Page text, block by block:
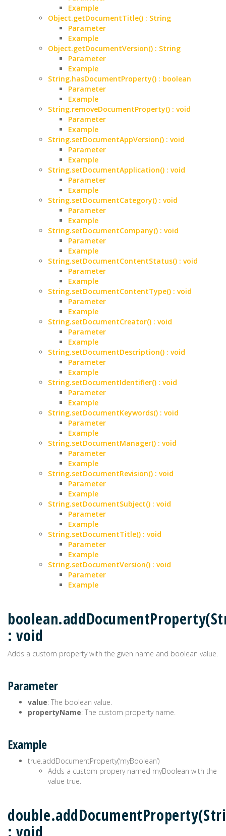
Example
Object.getDocumentTitle() : String
Parameter
Example
Object.getDocumentVersion() : String
Parameter
Example
String.hasDocumentProperty() : boolean
Parameter
Example
String.removeDocumentProperty() : void
Parameter
Example
String.setDocumentAppVersion() : void
Parameter
Example
String.setDocumentApplication() : void
Parameter
Example
String.setDocumentCategory() : void
Parameter
Example
String.setDocumentCompany() : void
Parameter
Example
String.setDocumentContentStatus() : void
Parameter
Example
String.setDocumentContentType() : void
Parameter
Example
String.setDocumentCreator() : void
Parameter
Example
String.setDocumentDescription() : void
Parameter
Example
String.setDocumentIdentifier() : void
Parameter
Example
String.setDocumentKeywords() : void
Parameter
Example
String.setDocumentManager() : void
Parameter
Example
String.setDocumentRevision() : void
Parameter
Example
String.setDocumentSubject() : void
Parameter
Example
String.setDocumentTitle() : void
Parameter
Example
String.setDocumentVersion() : void
Parameter
Example
: void
Adds a custom property with the given name and boolean value.
Parameter
value: The boolean value.
propertyName: The custom property name.
Example
true.addDocumentProperty(‘myBoolean’)
Adds a custom propery named myBoolean with the
value true.
: void